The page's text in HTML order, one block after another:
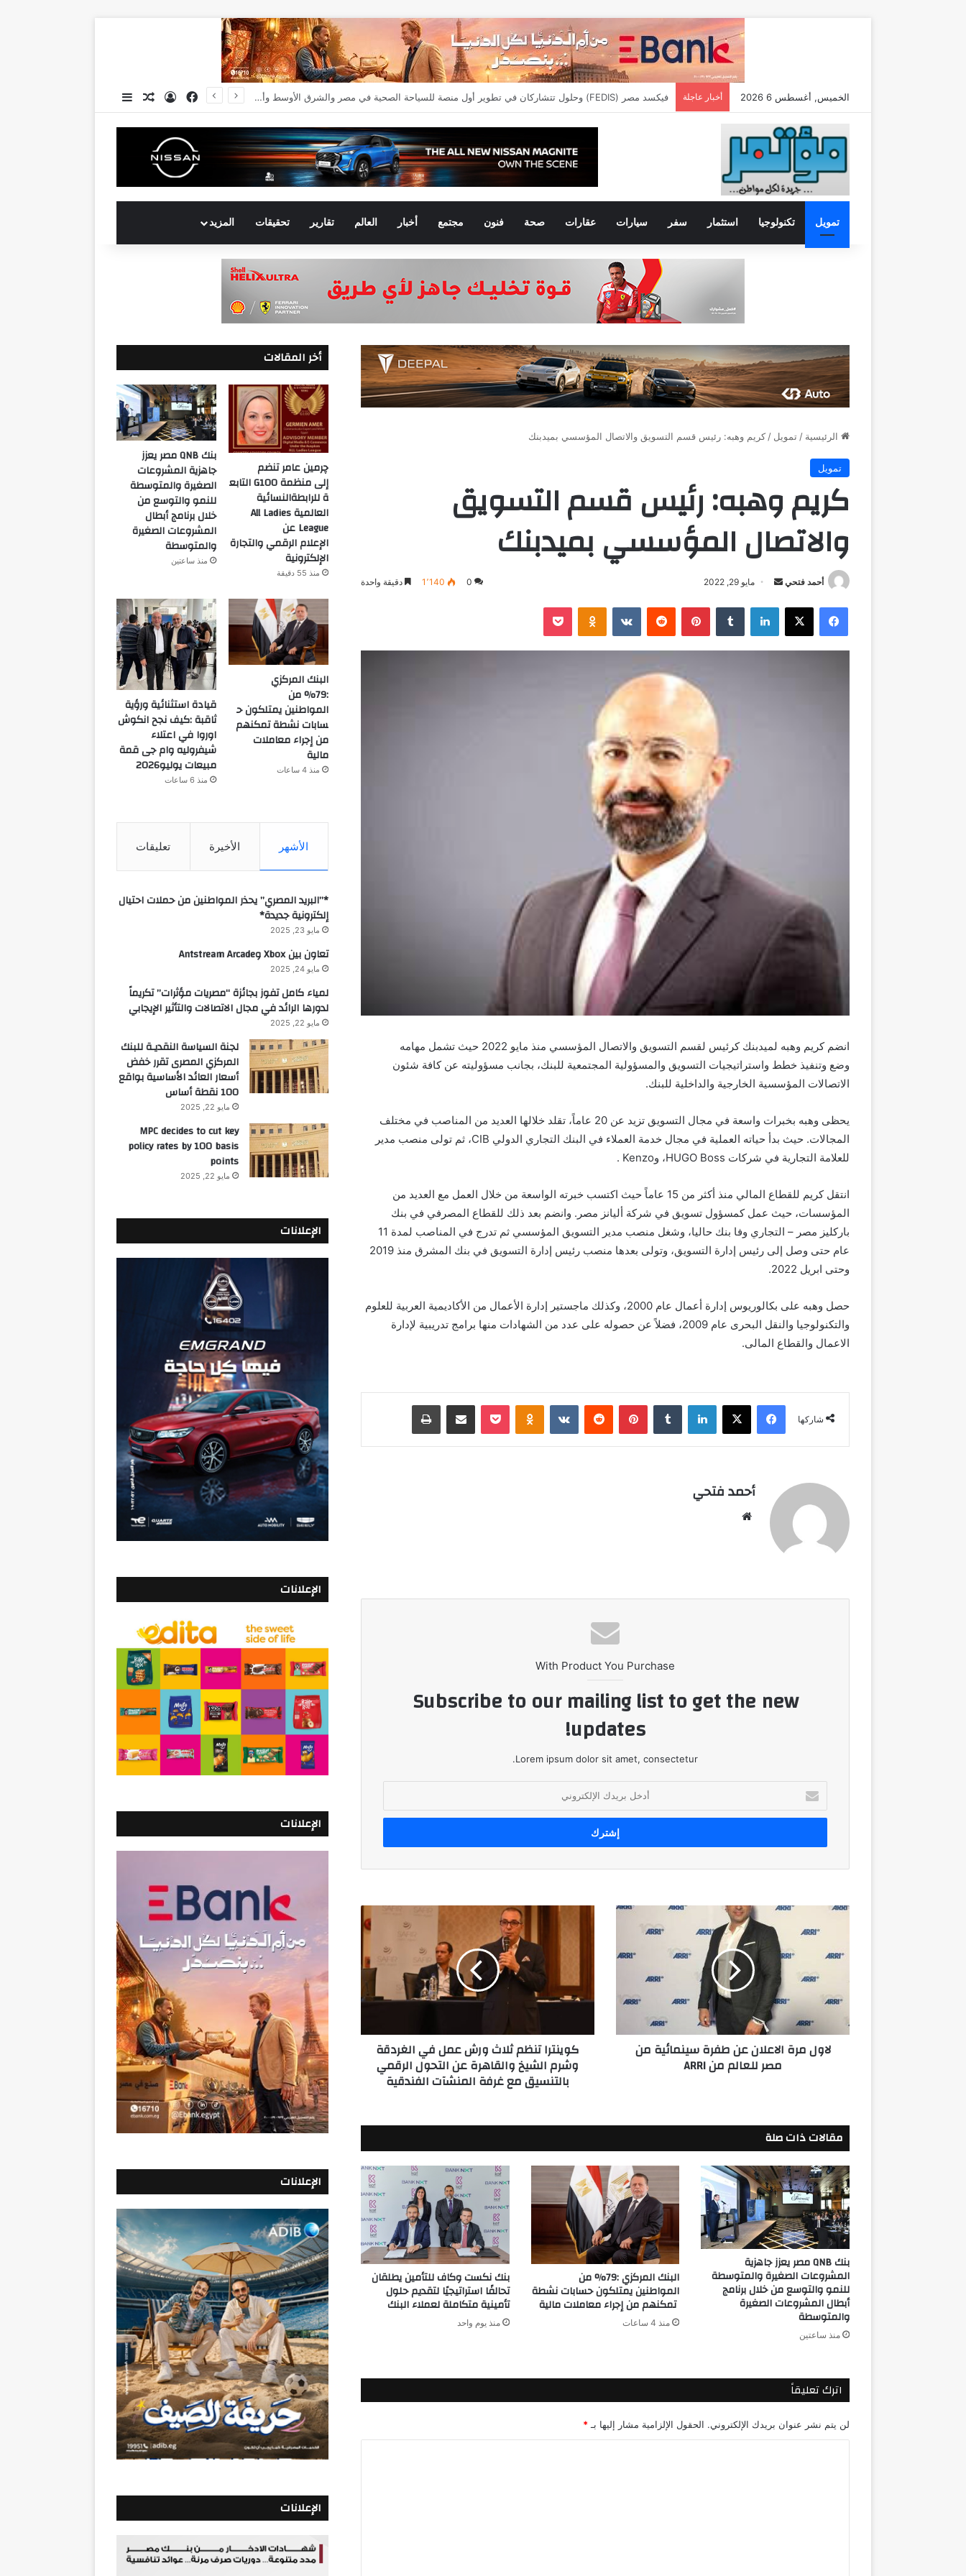
الخميس, أغسطس 6 2026 أخبار عاجلة چرمين عامر تنضم إلى منظمة G100 التابعة للرابطةالنسائية العالمية All Ladies League عن الإعلام الرقمي والتجارة الإلكترونية فيسبوكتسجيل الدخول
مقال عشوائي
إضافة عمود جانبي
تمويل تكنولوجيا استثمار سفر سيارات عقارات صحة فنون مجتمع أخبار العالم تقارير تحقيقات المزيد
الرئيسية / تمويل / كريم وهبه: رئيس قسم التسويق والاتصال المؤسسي بميدبنك
تمويل
كريم وهبه: رئيس قسم التسويق
والاتصال المؤسسي بميدبنك
أحمد فتحي
أرسل
إلكترونيا
مايو 29, 2022 0 1٬140 دقيقة واحدة
فيسبوك ‫X لينكدإن بينتيريست Odnoklassniki
‫Pocket
انضم كريم وهبه لميدبنك كرئيس لقسم التسويق والاتصال المؤسسي منذ مايو 2022 حيث تشمل مهامه
وضع وتنفيذ خطط واستراتيجيات التسويق والمسؤولية المجتمعية للبنك، بجانب مسؤوليته عن كافة شئون
الاتصالات المؤسسية الخارجية والداخلية للبنك.
يحظى وهبه بخبرات واسعة في مجال التسويق تزيد عن 20 عاماً، تقلد خلالها العديد من المناصب في مختلف
المجالات. حيث بدأ حياته العملية في مجال خدمة العملاء في البنك التجاري الدولي CIB، ثم تولى منصب مدير
للعلامة التجارية في شركات HUGO Boss، وKenzo .
انتقل كريم للقطاع المالي منذ أكثر من 15 عاماً حيث اكتسب خبرته الواسعة من خلال العمل مع العديد من
المؤسسات، حيث عمل كمسؤول تسويق في شركة أليانز مصر. وانضم بعد ذلك للقطاع المصرفي في بنك
باركليز مصر – التجاري وفا بنك حاليا، وشغل منصب مدير التسويق المؤسسي ثم تدرج في المناصب لمدة 11
عام حتى وصل إلى رئيس إدارة التسويق، وتولى بعدها منصب رئيس إدارة التسويق في بنك المشرق منذ 2019
وحتى ابريل 2022.
حصل وهبه على بكالوريوس إدارة أعمال عام 2000، وكذلك ماجستير إدارة الأعمال من الأكاديمية العربية للعلوم
والتكنولوجيا والنقل البحرى عام 2009، فضلاً عن حصوله على عدد من الشهادات منها برامج تدريبية لإدارة
الاعمال والقطاع المالى.
شاركها
فيسبوك ‫X لينكدإن بينتيريست Odnoklassniki
‫Pocket مشاركة عبر البريد طباعة
أحمد فتحي
With Product You Purchase
Subscribe to our mailing list to get the new
updates!
Lorem ipsum dolor sit amet, consectetur.
بريدك
الإلكتروني
لاول
عن
من
للعالم
لاول مرة الاعلان عن طفرة سينمائية من
مصر للعالم من ARRI
الغردقة
الشيخ
والقاهرة
مع
المنشآت
الفندقية
كوينترا تنظم ثلاث ورش عمل في الغردقة
وشرم الشيخ والقاهرة عن التحول الرقمي
بالتنسيق مع غرفة المنشآت الفندقية
مقالات ذات صلة
بنك QNB مصر يعزز جاهزية
المشروعات الصغيرة والمتوسطة
للنمو والتوسع من خلال برنامج
أبطال المشروعات الصغيرة
والمتوسطة
منذ ساعتين
البنك المركزي :79% من
المواطنين يمتلكون حسابات نشطة
تمكنهم من إجراء معاملات مالية
منذ 4 ساعات
بنك نكست وكاف للتأمين يطلقان
تحالفًا استراتيجيًا لتقديم حلول
تأمينية متكاملة لعملاء البنك
منذ يوم واحد
اترك تعليقاً
لن يتم نشر عنوان بريدك الإلكتروني. الحقول الإلزامية مشار إليها بـ *
أخر المقالات
چرمين عامر تنضم
إلى منظمة G100 التابع
ة للرابطةالنسائية
العالمية All Ladies
League عن
الإعلام الرقمي والتجارة
الإلكترونية
منذ 55 دقيقة
بنك QNB مصر يعزز
جاهزية المشروعات
الصغيرة والمتوسطة
للنمو والتوسع من
خلال برنامج أبطال
المشروعات الصغيرة
والمتوسطة
منذ ساعتين
البنك المركزي
:79% من
المواطنين يمتلكون ح
سابات نشطة تمكنهم
من إجراء معاملات
مالية
منذ 4 ساعات
قيادة استثنائية ورؤية
ثاقبة :كيف نجح انكوش
اوروا في اعتلاء
شيفروليه وام جى قمة
مبيعات يوليو2026
منذ 6 ساعات
الأشهر الأخيرة تعليقات
*”البريد المصري” يحذر المواطنين من حملات احتيال
إلكترونية جديدة*
مايو 23, 2025
تعاون بين Xbox وAntstream Arcade
مايو 24, 2025
لمياء كامل تفوز بجائزة “مصريات مؤثرات” تكريماً
لدورها الرائد في مجال الاتصالات والتأثير الإيجابي
مايو 22, 2025
لجنة السياسة النقديـة للبنك
المركزي المصرى تقرر خفض
أسعار العائد الأساسية بواقع
100 نقطة أساس
مايو 22, 2025
MPC decides to cut key
policy rates by 100 basis
points
مايو 22, 2025
الإعلانات
الإعلانات
الإعلانات
الإعلانات
الإعلانات